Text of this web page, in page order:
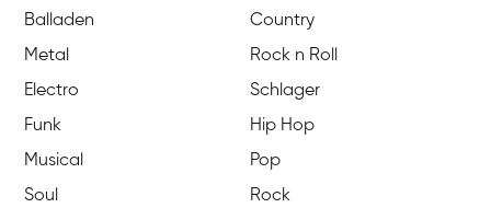
Balladen
Country
Metal
Rock n Roll
Electro
Schlager
Funk
Hip Hop
Musical
Pop
Soul
Rock